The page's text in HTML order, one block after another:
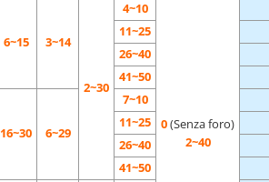
6~15 3~14
2~30
4~10
0(Senza foro)
2~40
11~25
26~40
41~50
16~30 6~29
7~10
11~25
26~40
41~50